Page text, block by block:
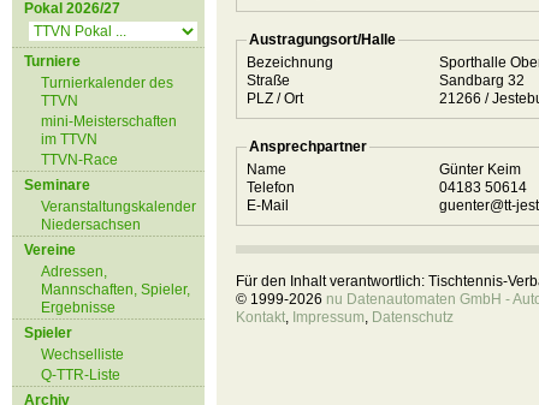
Pokal 2026/27
Turniere
Turnierkalender des
TTVN
mini-Meisterschaften
im TTVN
TTVN-Race
Seminare
Veranstaltungskalender
Niedersachsen
Vereine
Adressen,
Mannschaften, Spieler,
Ergebnisse
Spieler
Wechselliste
Q-TTR-Liste
Archiv
Austragungsort/Halle
Bezeichnung
Sporthalle
Straße
Sandbarg 32
PLZ / Ort
21266 /
Ansprechpartner
Name
Günter Keim
Telefon
04183 50614
E-Mail
guenter@tt-
Für den Inhalt verantwortlich: Tischtennis-
© 1999-2026 nu Datenautomaten GmbH -
Kontakt, Impressum, Datenschutz